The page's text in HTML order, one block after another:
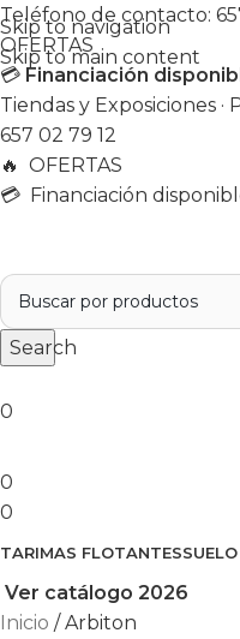
Skip to navigation
Skip to main content
Teléfono de contacto:
OFERTAS
💳 Financiación
Tiendas y Exposiciones ·
657 02 79 12
🔥 OFERTAS
💳 Financiación
Search
0
0
0
TARIMAS FLOTANTES
Ver catálogo 2026
Inicio
Arbiton